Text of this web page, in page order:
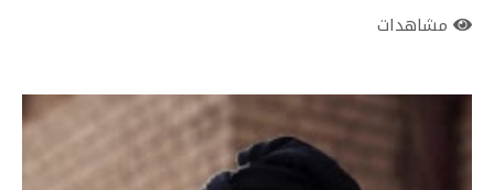
مشاهدات